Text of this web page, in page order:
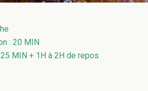
: 20 MIN
MIN + 1H à 2H de repos